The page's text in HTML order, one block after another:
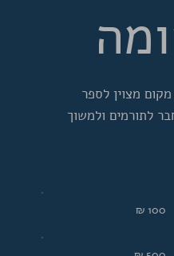
מצוין לספר
לתורמים ולמשוך